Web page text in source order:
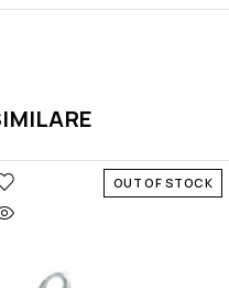
OUT OF STOCK